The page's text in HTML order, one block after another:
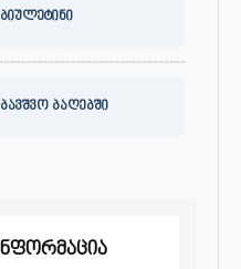
ბაღებში